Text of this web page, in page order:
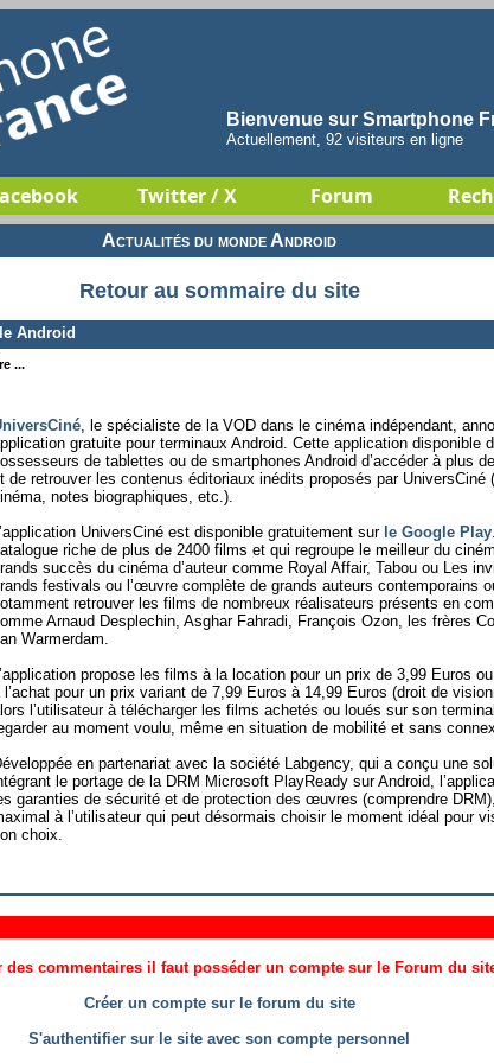
Bienvenue sur Smartphone
Actuellement, 92 visiteurs en ligne
Twitter / X Forum
Actualités du monde Android
Retour au sommaire du site
Android
...
, le spécialiste de la VOD dans le cinéma indépendant,
gratuite pour terminaux Android. Cette application disponible
de tablettes ou de smartphones Android d’accéder à plus
de retrouver les contenus éditoriaux inédits proposés par
notes biographiques, etc.).
UniversCiné est disponible gratuitement sur le Google Play
riche de plus de 2400 films et qui regroupe le meilleur du
succès du cinéma d’auteur comme Royal Affair, Tabou ou Les
festivals ou l’œuvre complète de grands auteurs contemporains
retrouver les films de nombreux réalisateurs présents en
Arnaud Desplechin, Asghar Fahradi, François Ozon, les frères
Warmerdam.
propose les films à la location pour un prix de 3,99 Euros
l’achat pour un prix variant de 7,99 Euros à 14,99 Euros (droit de
l’utilisateur à télécharger les films achetés ou loués sur son
au moment voulu, même en situation de mobilité et sans
en partenariat avec la société Labgency, qui a conçu une
le portage de la DRM Microsoft PlayReady sur Android,
garanties de sécurité et de protection des œuvres (comprendre
à l’utilisateur qui peut désormais choisir le moment idéal pour
choix.
des commentaires il faut posséder un compte sur le Forum du
Créer un compte sur le forum du site
S'authentifier sur le site avec son compte personnel